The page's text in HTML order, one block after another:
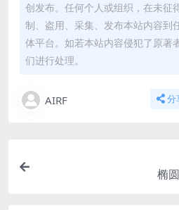
创发布。任何个人或组织，在未征
制、盗用、采集、发布本站内容到
体平台。如若本站内容侵犯了原著
们进行处理。
AIRF 分
椭